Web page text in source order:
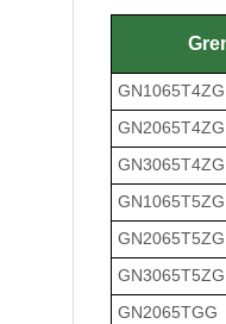
GN1065T4ZG
GN2065T4ZG
GN3065T4ZG
GN1065T5ZG
GN2065T5ZG
GN3065T5ZG
GN2065TGG